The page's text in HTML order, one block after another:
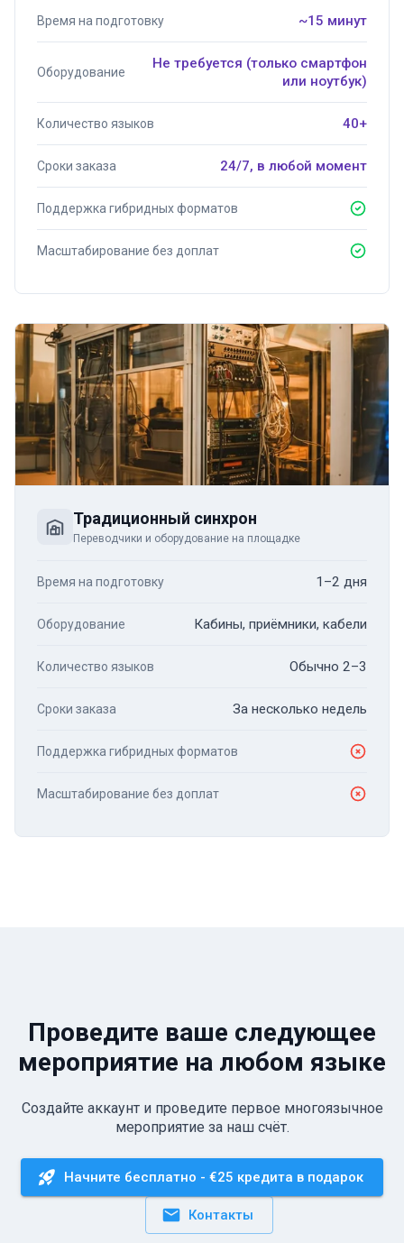
Время на подготовку ~15 минут
Оборудование
Не требуется (только смартфон
или ноутбук)
Количество языков 40+
Сроки заказа 24/7, в любой момент
Поддержка гибридных форматов
Масштабирование без доплат
Традиционный синхрон
Переводчики и оборудование на площадке
Время на подготовку 1–2 дня
Оборудование Кабины, приёмники, кабели
Количество языков Обычно 2–3
Сроки заказа За несколько недель
Поддержка гибридных форматов
Масштабирование без доплат
Проведите ваше следующее
мероприятие на любом языке
Создайте аккаунт и проведите первое многоязычное
мероприятие за наш счёт.
Начните бесплатно - €25 кредита в подарок
Контакты